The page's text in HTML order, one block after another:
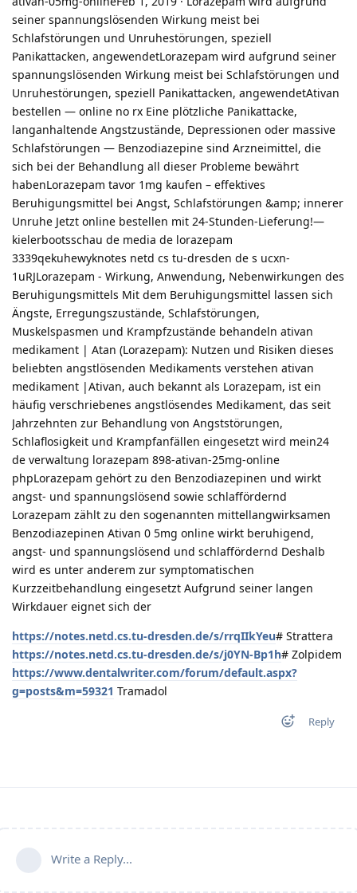
seiner spannungslösenden Wirkung meist bei
Schlafstörungen und Unruhestörungen, speziell
Panikattacken, angewendetLorazepam wird aufgrund seiner
spannungslösenden Wirkung meist bei Schlafstörungen und
Unruhestörungen, speziell Panikattacken, angewendetAtivan
bestellen — online no rx Eine plötzliche Panikattacke,
langanhaltende Angstzustände, Depressionen oder massive
Schlafstörungen — Benzodiazepine sind Arzneimittel, die
sich bei der Behandlung all dieser Probleme bewährt
habenLorazepam tavor 1mg kaufen – effektives
Beruhigungsmittel bei Angst, Schlafstörungen &amp; innerer
Unruhe Jetzt online bestellen mit 24-Stunden-Lieferung!—
kielerbootsschau de media de lorazepam
3339qekuhewyknotes netd cs tu-dresden de s ucxn-
1uRJLorazepam - Wirkung, Anwendung, Nebenwirkungen des
Beruhigungsmittels Mit dem Beruhigungsmittel ­lassen sich
Ängste, Erregungszustände, Schlafstörungen,
Muskelspasmen und Krampfzustände behandeln ativan
medikament | Atan (Lorazepam): Nutzen und Risiken dieses
beliebten angstlösenden Medikaments verstehen ativan
medikament |Ativan, auch bekannt als Lorazepam, ist ein
häufig verschriebenes angstlösendes Medikament, das seit
Jahrzehnten zur Behandlung von Angststörungen,
Schlaflosigkeit und Krampfanfällen eingesetzt wird mein24
de verwaltung lorazepam 898-ativan-25mg-online
phpLorazepam gehört zu den Benzodiazepinen und wirkt
angst- und spannungslösend sowie schlaffördernd
Lorazepam zählt zu den sogenannten mittellangwirksamen
Benzodiazepinen Ativan 0 5mg online wirkt beruhigend,
angst- und spannungslösend und schlaffördernd Deshalb
wird es unter anderem zur symptomatischen
Kurzzeitbehandlung eingesetzt Aufgrund seiner langen
Wirkdauer eignet sich der
https://notes.netd.cs.tu-dresden.de/s/rrqIIkYeu# Strattera
https://notes.netd.cs.tu-dresden.de/s/j0YN-Bp1h# Zolpidem
https://www.dentalwriter.com/forum/default.aspx?
g=posts&m=59321 Tramadol
Reply
Write a Reply...